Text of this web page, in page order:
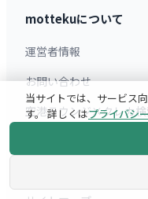
mottekuについて
運営者情報
お問い合わせ
空港ラウンジ×クレカ
当サイトでは、サービス
す。 詳しくはプライバシ